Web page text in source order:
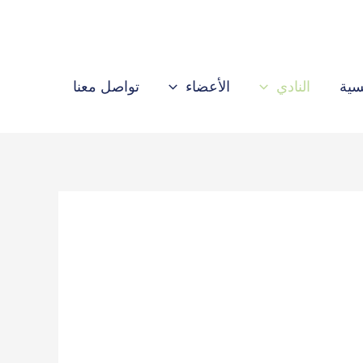
النادي الأعضاء تواصل معنا